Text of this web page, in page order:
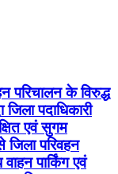
परिचालन के विरुद्ध
पदाधिकारी
एवं सुगम
जिला परिवहन
पार्किंग एवं